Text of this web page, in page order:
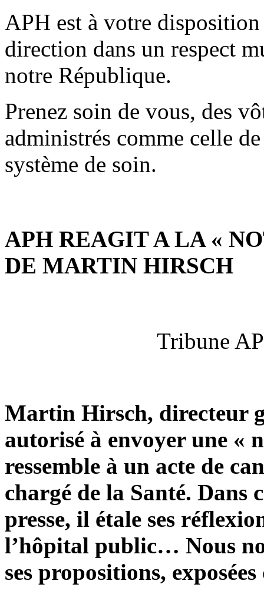
APH est à votre
direction dans un respect
notre République.
Prenez soin de vous, des
administrés comme celle
système de soin.
APH REAGIT A LA «
DE MARTIN HIRSCH
Tribune
Martin Hirsch, directeur
autorisé à envoyer une «
ressemble à un acte de
chargé de la Santé. Dans
presse, il étale ses
l’hôpital public… Nous
ses propositions,